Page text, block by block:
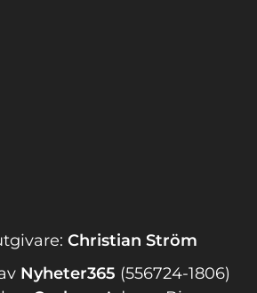
Christian Ström
Nyheter365 (556724-1806)